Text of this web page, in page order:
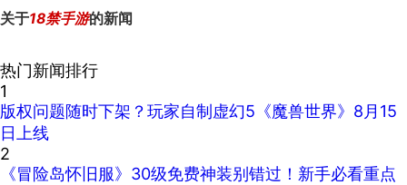
关于18禁手游的新闻
热门新闻排行
1
版权问题随时下架？玩家自制虚幻5《魔兽世界》8月15
日上线
2
《冒险岛怀旧服》30级免费神装别错过！新手必看重点